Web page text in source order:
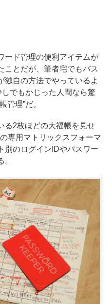
ド管理の便利アイテムが
ことだが、筆者宅でもパス
独自の方法でやっているよ
でもかじった人間なら驚
管理”だ。
2枚ほどの大福帳を見せ
専用マトリックスフォーマ
別のログインIDやパスワー